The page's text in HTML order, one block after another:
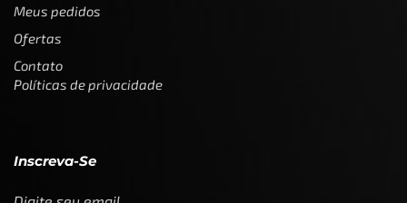
Meus pedidos
Ofertas
Contato
Políticas de privacidade
Inscreva-Se